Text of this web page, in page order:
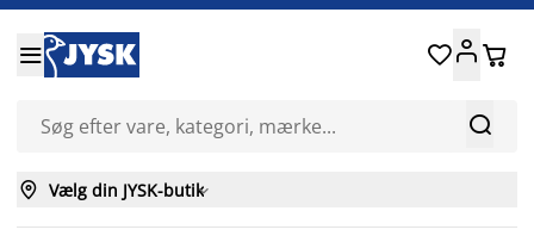


 
 Vælg din JYSK-butik